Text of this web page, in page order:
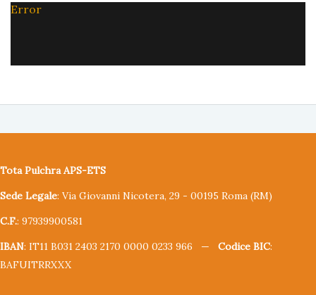
Error
Tota Pulchra APS-ETS
Sede Legale: Via Giovanni Nicotera, 29 - 00195 Roma (RM)
C.F.: 97939900581
IBAN: IT11 B031 2403 2170 0000 0233 966 — Codice BIC:
BAFUITRRXXX